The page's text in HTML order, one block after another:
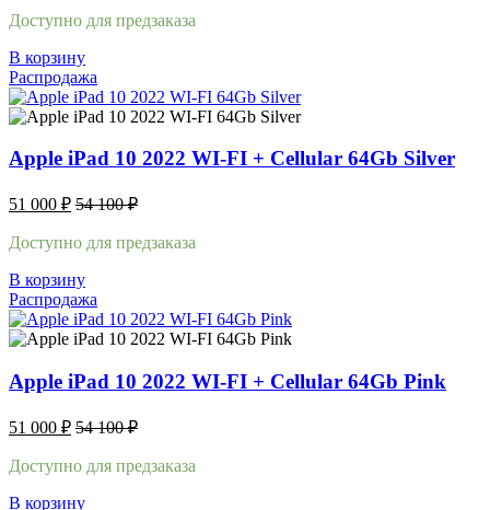
Доступно для предзаказа
В корзину
Распродажа
Apple iPad 10 2022 WI-FI + Cellular 64Gb Silver
51 000 ₽ 54 100₽
Доступно для предзаказа
В корзину
Распродажа
Apple iPad 10 2022 WI-FI + Cellular 64Gb Pink
51 000 ₽ 54 100₽
Доступно для предзаказа
В корзину